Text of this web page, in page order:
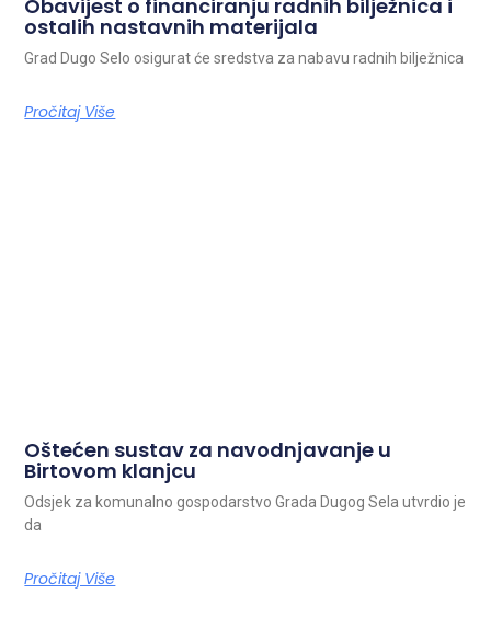
Obavijest o financiranju radnih bilježnica i
ostalih nastavnih materijala
Grad Dugo Selo osigurat će sredstva za nabavu radnih bilježnica
Pročitaj Više
Oštećen sustav za navodnjavanje u
Birtovom klanjcu
Odsjek za komunalno gospodarstvo Grada Dugog Sela utvrdio je
da
Pročitaj Više